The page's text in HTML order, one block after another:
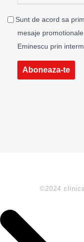
Sunt de acord sa
mesaje
Eminescu prin
Aboneaza-te
©2024